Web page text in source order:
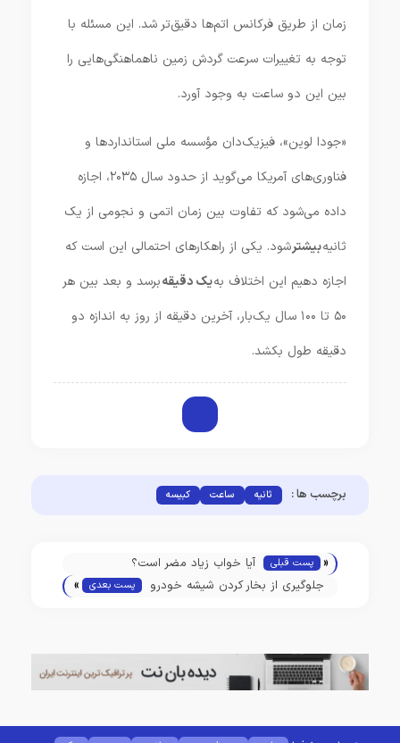
زمان از طریق فرکانس اتم‌ها دقیق‌تر شد. این مسئله با
توجه به تغییرات سرعت گردش زمین ناهماهنگی‌هایی را
بین این دو ساعت به وجود آورد.
«جودا لوین»، فیزیک‌دان مؤسسه ملی استانداردها و
فناوری‌های آمریکا می‌گوید از حدود سال ۲۰۳۵، اجازه
داده می‌شود که تفاوت بین زمان اتمی و نجومی از یک
ثانیهبیشترشود. یکی از راهکارهای احتمالی این است که
اجازه دهیم این اختلاف بهیک دقیقهبرسد و بعد بین هر
۵۰ تا ۱۰۰ سال یک‌بار، آخرین دقیقه از روز به اندازه دو
دقیقه طول بکشد.
برچسب ها : ثانیه ساعت کبیسه
« پست قبلی
آیا خواب زیاد مضر است؟
جلوگیری از بخار کردن شیشه خودرو
پست بعدی »